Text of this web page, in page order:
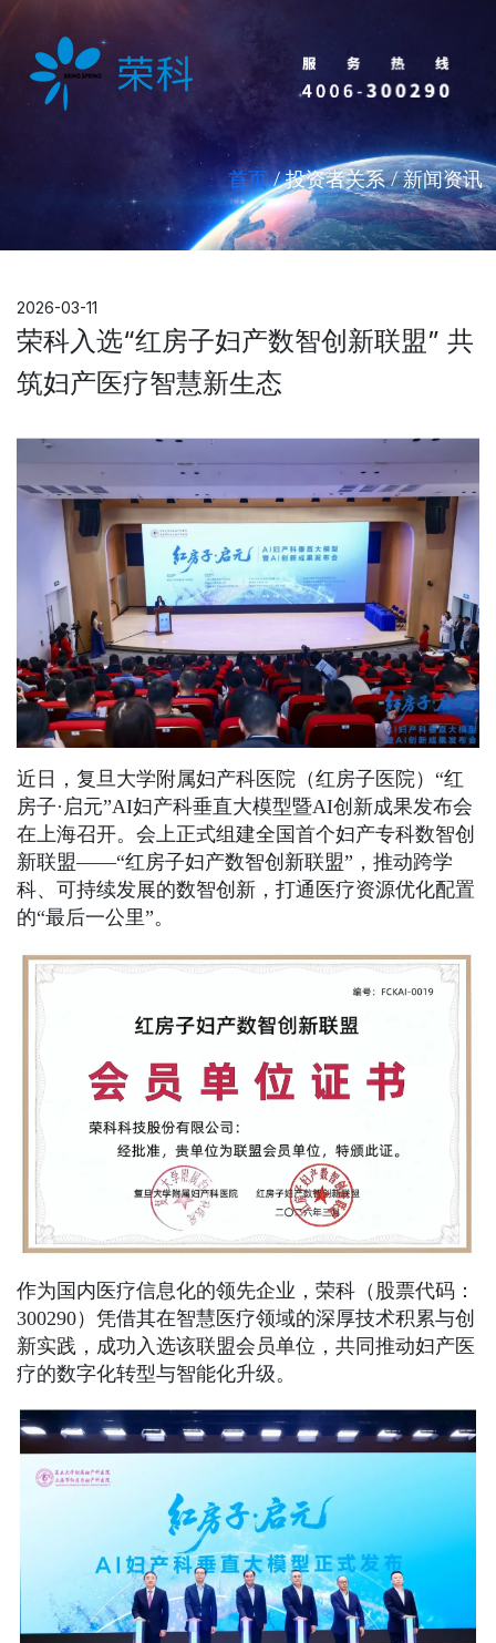
首页/ 投资者关系 / 新闻资讯
2026-03-11
荣科入选“红房子妇产数智创新联盟” 共
筑妇产医疗智慧新生态
近日，复旦大学附属妇产科医院（红房子医院）“红
房子·启元”AI妇产科垂直大模型暨AI创新成果发布会
在上海召开。会上正式组建全国首个妇产专科数智创
新联盟——“红房子妇产数智创新联盟”，推动跨学
科、可持续发展的数智创新，打通医疗资源优化配置
的“最后一公里”。
作为国内医疗信息化的领先企业，荣科（股票代码：
300290）凭借其在智慧医疗领域的深厚技术积累与创
新实践，成功入选该联盟会员单位，共同推动妇产医
疗的数字化转型与智能化升级。